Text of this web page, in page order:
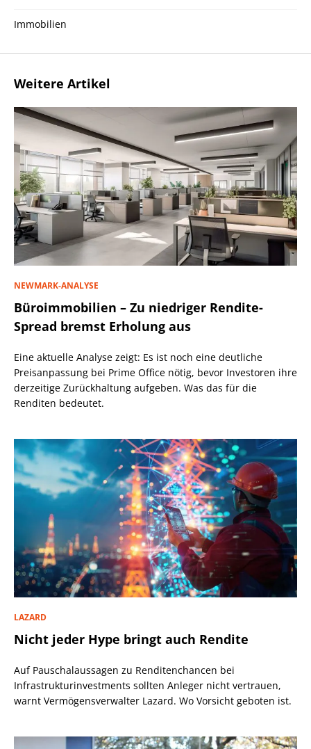
Immobilien
Weitere Artikel
NEWMARK-ANALYSE
Büroimmobilien – Zu niedriger Rendite-
Spread bremst Erholung aus
Eine aktuelle Analyse zeigt: Es ist noch eine deutliche
Preisanpassung bei Prime Office nötig, bevor Investoren ihre
derzeitige Zurückhaltung aufgeben. Was das für die
Renditen bedeutet.
LAZARD
Nicht jeder Hype bringt auch Rendite
Auf Pauschalaussagen zu Renditenchancen bei
Infrastrukturinvestments sollten Anleger nicht vertrauen,
warnt Vermögensverwalter Lazard. Wo Vorsicht geboten ist.